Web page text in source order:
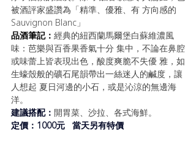
被酒評家盛讚為「精準、優雅、有 方向感的
Sauvignon Blanc」
品酒筆記： 經典的紐西蘭馬爾堡白蘇維濃風
味：芭樂與百香果香氣十分 集中，不論在鼻腔
或味蕾上皆表現出色，酸度爽脆不失優 雅，如
生蠔殼般的礦石尾韻帶出一絲迷人的鹹度，讓
人想起 夏日河邊的小石，或是沁涼的無邊海
洋。
建議搭配： 開胃菜、沙拉、各式海鮮。
定價：1000元   當天另有特價